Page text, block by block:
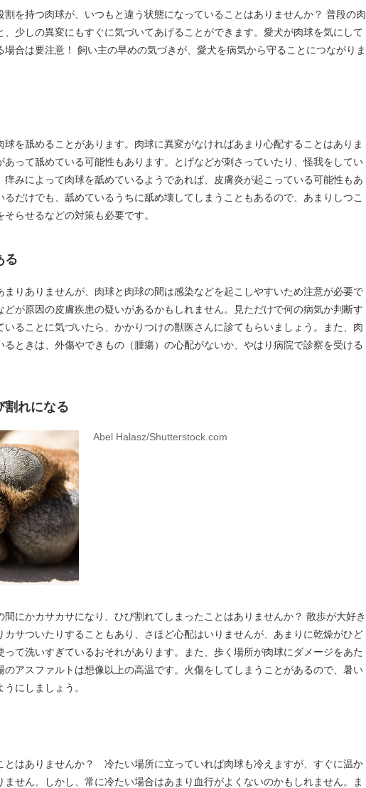
を持つ肉球が、いつもと違う状態になっていることはありませんか？ 普段の肉
少しの異変にもすぐに気づいてあげることができます。愛犬が肉球を気にして
合は要注意！ 飼い主の早めの気づきが、愛犬を病気から守ることにつながりま
を舐めることがあります。肉球に異変がなければあまり心配することはありま
って舐めている可能性もあります。とげなどが刺さっていたり、怪我をしてい
痒みによって肉球を舐めているようであれば、皮膚炎が起こっている可能性もあ
るだけでも、舐めているうちに舐め壊してしまうこともあるので、あまりしつこ
らせるなどの対策も必要です。
る
まりありませんが、肉球と肉球の間は感染などを起こしやすいため注意が必要で
が原因の皮膚疾患の疑いがあるかもしれません。見ただけで何の病気か判断す
いることに気づいたら、かかりつけの獣医さんに診てもらいましょう。また、肉
ときは、外傷やできもの（腫瘍）の心配がないか、やはり病院で診察を受ける
割れになる
Abel Halasz/Shutterstock.com
にかカサカサになり、ひび割れてしまったことはありませんか？ 散歩が大好き
カサついたりすることもあり、さほど心配はいりませんが、あまりに乾燥がひど
って洗いすぎているおそれがあります。また、歩く場所が肉球にダメージをあた
のアスファルトは想像以上の高温です。火傷をしてしまうことがあるので、暑い
にしましょう。
とはありませんか？ 冷たい場所に立っていれば肉球も冷えますが、すぐに温か
ません。しかし、常に冷たい場合はあまり血行がよくないのかもしれません。ま